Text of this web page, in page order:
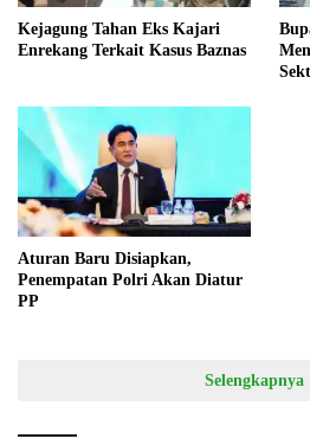
Kejagung Tahan Eks Kajari
Enrekang Terkait Kasus Baznas
Aturan Baru Disiapkan,
Penempatan Polri Akan Diatur
PP
Selengkapnya